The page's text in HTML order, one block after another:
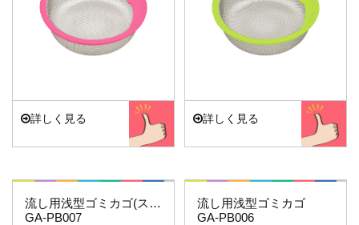
詳しく見る 詳しく見る
これエエやん
流し用浅型ゴミカゴ(ステンレス)
GA-PB007
赤札見つけ
流し用浅型ゴミカゴ
GA-PB006